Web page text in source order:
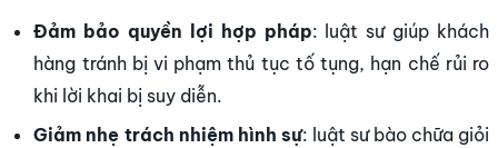
Đảm bảo quyền lợi hợp pháp: luật sư giúp khách
hàng tránh bị vi phạm thủ tục tố tụng, hạn chế rủi ro
khi lời khai bị suy diễn.
Giảm nhẹ trách nhiệm hình sự: luật sư bào chữa giỏi